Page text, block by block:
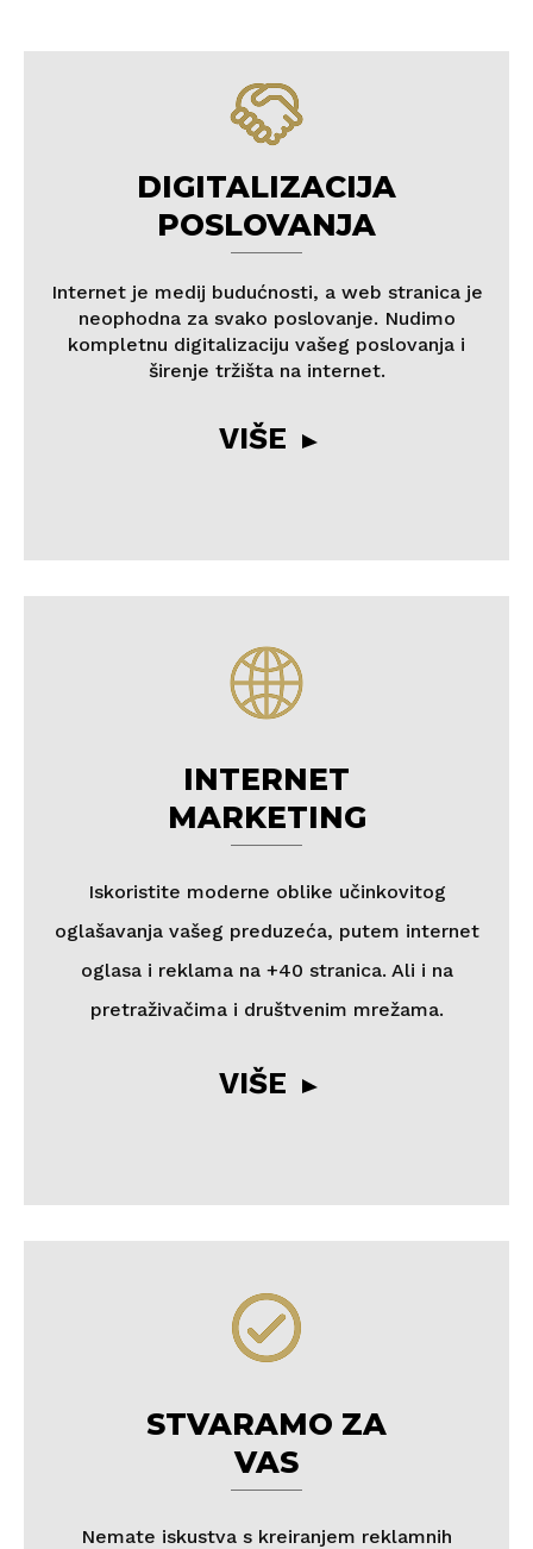
DIGITALIZACIJA
POSLOVANJA
Internet je medij budućnosti, a web stranica je
neophodna za svako poslovanje. Nudimo
kompletnu digitalizaciju vašeg poslovanja i
širenje tržišta na internet.
VIŠE
INTERNET
MARKETING
Iskoristite moderne oblike učinkovitog
oglašavanja vašeg preduzeća, putem internet
oglasa i reklama na +40 stranica. Ali i na
pretraživačima i društvenim mrežama.
VIŠE
STVARAMO ZA
VAS
Nemate iskustva s kreiranjem reklamnih